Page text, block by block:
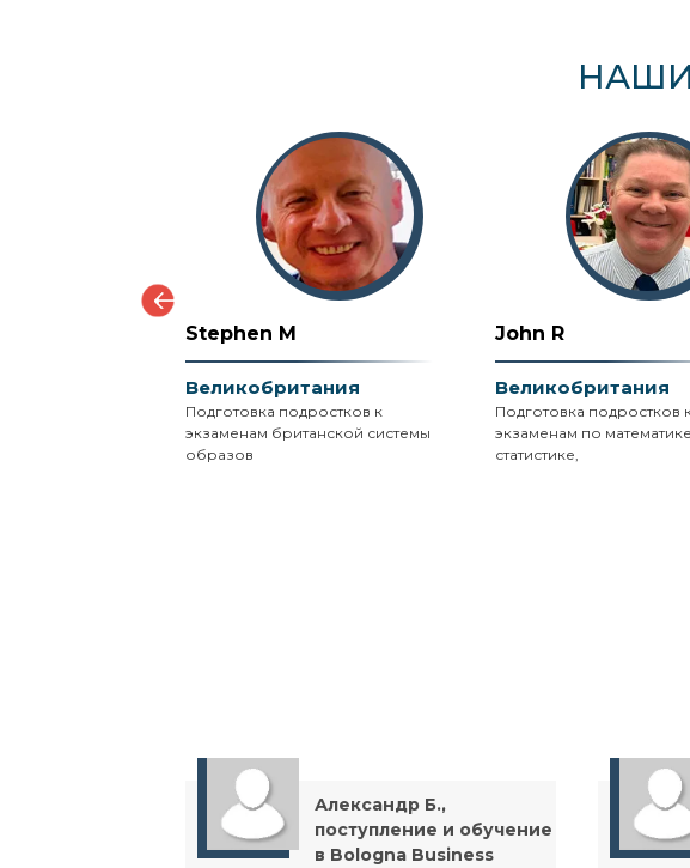
Stephen M
Великобритания
Подготовка подростков к
экзаменам британской системы
образов
John R
Великобритания
Подготовка подростков
экзаменам по
статистике,
Александр Б.,
поступление и обучение
в Bologna Business